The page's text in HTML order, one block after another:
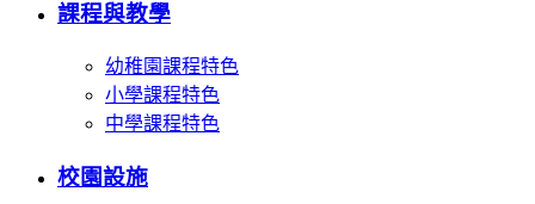
課程與教學
幼稚園課程特色
小學課程特色
中學課程特色
校園設施